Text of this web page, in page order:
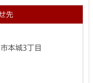
先
本城3丁目